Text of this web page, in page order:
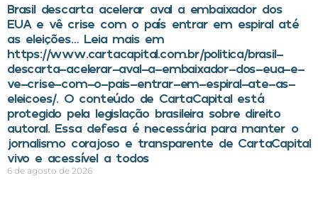
Brasil descarta acelerar aval a embaixador dos
EUA e vê crise com o país entrar em espiral até
as eleições… Leia mais em
https://www.cartacapital.com.br/politica/brasil-
descarta-acelerar-aval-a-embaixador-dos-eua-e-
ve-crise-com-o-pais-entrar-em-espiral-ate-as-
eleicoes/. O conteúdo de CartaCapital está
protegido pela legislação brasileira sobre direito
autoral. Essa defesa é necessária para manter o
jornalismo corajoso e transparente de CartaCapital
vivo e acessível a todos
6 de agosto de 2026